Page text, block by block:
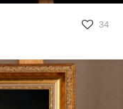
34